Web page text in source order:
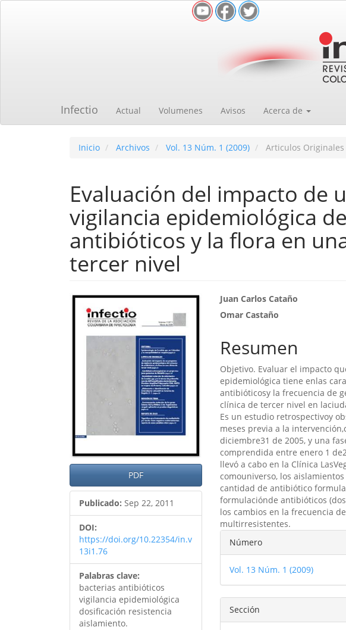
Infectio Actual Volumenes Avisos Acerca de
Inicio Archivos Vol. 13 Núm. 1 (2009) Articulos Originales
Evaluación del impacto de
vigilancia epidemiológica
antibióticos y la flora en
tercer nivel
Barra
lateral
del
PDF
Publicado: Sep 22, 2011
DOI:
https://doi.org/10.22354/in.v
13i1.76
Palabras clave:
bacterias antibióticos
vigilancia epidemiológica
dosificación resistencia
aislamiento.
Contenido
principal
del
artículo
Juan Carlos Cataño
Omar Castaño
Resumen
Objetivo. Evaluar el impacto
epidemiológica tiene enlas
antibióticosy la frecuencia de
clínica de tercer nivel en
Es un estudio retrospectivoy
meses previa a la
diciembre31 de 2005, y una
comprendida entre enero 1
llevó a cabo en la Clínica
comouniverso, los
cantidad de antibiótico
formulaciónde antibióticos
los cambios en la frecuencia
multirresistentes.
Detalles
del
artículo
Número
Vol. 13 Núm. 1 (2009)
Sección